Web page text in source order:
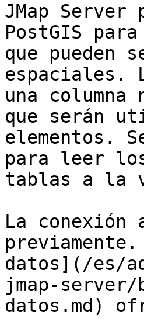
JMap Server
PostGIS
que pueden
espaciales.
una
que serán
elementos.
para leer
tablas a la
La conexión
datos](/es/
jmap-server/
datos.md)